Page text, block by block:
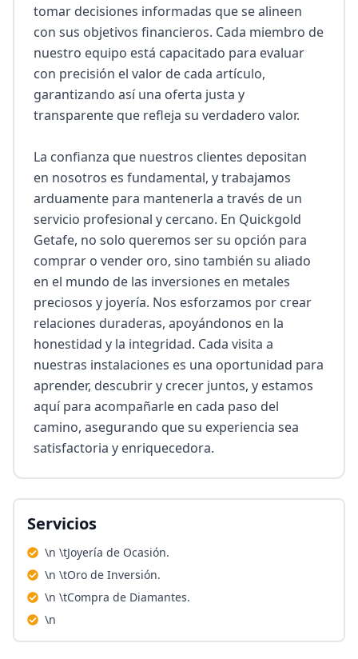
tomar decisiones informadas que se alineen
con sus objetivos financieros. Cada miembro de
nuestro equipo está capacitado para evaluar
con precisión el valor de cada artículo,
garantizando así una oferta justa y
transparente que refleja su verdadero valor.
La confianza que nuestros clientes depositan
en nosotros es fundamental, y trabajamos
arduamente para mantenerla a través de un
servicio profesional y cercano. En Quickgold
Getafe, no solo queremos ser su opción para
comprar o vender oro, sino también su aliado
en el mundo de las inversiones en metales
preciosos y joyería. Nos esforzamos por crear
relaciones duraderas, apoyándonos en la
honestidad y la integridad. Cada visita a
nuestras instalaciones es una oportunidad para
aprender, descubrir y crecer juntos, y estamos
aquí para acompañarle en cada paso del
camino, asegurando que su experiencia sea
satisfactoria y enriquecedora.
Servicios
\n \tJoyería de Ocasión.
\n \tOro de Inversión.
\n \tCompra de Diamantes.
\n